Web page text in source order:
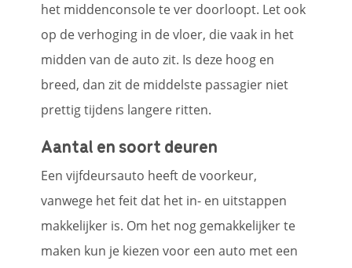
het middenconsole te ver doorloopt. Let ook
op de verhoging in de vloer, die vaak in het
midden van de auto zit. Is deze hoog en
breed, dan zit de middelste passagier niet
prettig tijdens langere ritten.
Aantal en soort deuren
Een vijfdeursauto heeft de voorkeur,
vanwege het feit dat het in- en uitstappen
makkelijker is. Om het nog gemakkelijker te
maken kun je kiezen voor een auto met een